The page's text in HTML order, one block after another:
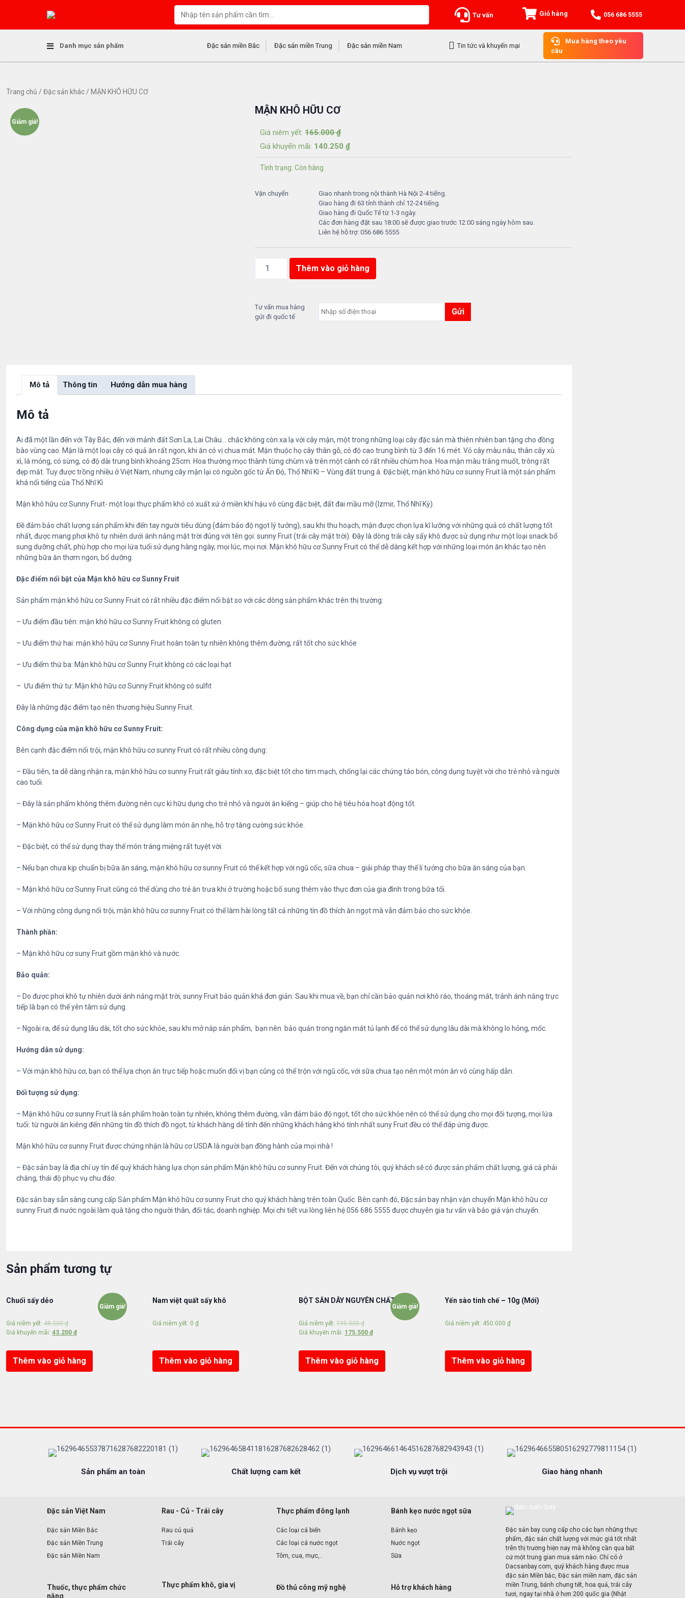
i
o
Tư vấn Giỏ hàng 056 686 5555
Danh mục sản phẩm Đặc sản miền Bắc Đặc sản miền Trung Đặc sản miền Nam Tin tức và khuyến mại
Mua hàng theo yêu
cầu
Trang chủ / Đặc sản khác / MẬN KHÔ HỮU CƠ
Giảm giá!
MẬN KHÔ HỮU CƠ
Giá niêm yết:165.000₫
Giá khuyến mãi: 140.250₫
Tình trạng: Còn hàng
Vận chuyển
Giao nhanh trong nội thành Hà Nội 2-4 tiếng.
Giao hàng đi 63 tỉnh thành chỉ 12-24 tiếng.
Giao hàng đi Quốc Tế từ 1-3 ngày.
Các đơn hàng đặt sau 18:00 sẽ được giao trước 12:00 sáng ngày hôm sau.
Liên hệ hỗ trợ: 056 686 5555
H
Ô
ố
n
g
Thêm vào giỏ hàng
Tư vấn mua hàng
gửi đi quốc tế
Mô tả Thông tin Hướng dẫn mua hàng
Mô tả
Ai đã một lần đến với Tây Bắc, đến với mảnh đất Sơn La, Lai Châu… chắc không còn xa lạ với cây mận, một trong những loại cây đặc sản mà thiên nhiên ban tặng cho đồng
bào vùng cao. Mận là một loại cây có quả ăn rất ngon, khi ăn có vị chua mát. Mận thuộc họ cây thân gỗ, có độ cao trung bình từ 3 đến 16 mét. Vỏ cây màu nâu, thân cây xù
xì, lá mỏng, có sừng, có độ dài trung bình khoảng 25cm. Hoa thường mọc thành từng chùm và trên một cành có rất nhiều chùm hoa. Hoa mận màu trắng muốt, trông rất
đẹp mắt. Tuy được trồng nhiều ở Việt Nam, nhưng cây mận lại có nguồn gốc từ Ấn Độ, Thổ Nhĩ Kì – Vùng đất trung á. Đặc biệt, mận khô hữu cơ sunny Fruit là một sản phẩm
khá nổi tiếng của Thổ Nhĩ Kì
Mận khô hữu cơ Sunny Fruit- một loại thực phẩm khô có xuất xứ ở miền khí hậu vô cùng đặc biệt, đất đai mầu mỡ (Izmir, Thổ Nhĩ Kỳ).
Đề đảm bảo chất lượng sản phẩm khi đến tay người tiêu dùng (đảm bảo độ ngọt lý tưởng), sau khi thu hoạch, mận được chọn lựa kĩ lưỡng với những quả có chất lượng tốt
nhất, được mang phơi khô tự nhiên dưới ánh nắng mặt trời đúng với tên gọi: sunny Fruit (trái cây mặt trời). Đây là dòng trái cây sấy khô được sử dụng như một loại snack bổ
sung dưỡng chất, phù hợp cho mọi lứa tuổi sử dụng hàng ngày, mọi lúc, mọi nơi. Mận khô hữu cơ Sunny Fruit có thể dễ dàng kết hợp với những loại món ăn khác tạo nên
những bữa ăn thơm ngon, bổ dưỡng.
Đặc điểm nổi bật của Mận khô hữu cơ Sunny Fruit
Sản phẩm mận khô hữu cơ Sunny Fruit có rất nhiều đặc điểm nổi bật so với các dòng sản phẩm khác trên thị trường:
– Ưu điểm đầu tiên: mận khô hữu cơ Sunny Fruit không có gluten
– Ưu điểm thứ hai: mận khô hữu cơ Sunny Fruit hoàn toàn tự nhiên không thêm đường, rất tốt cho sức khỏe
– Ưu điểm thứ ba: Mận khô hữu cơ Sunny Fruit không có các loại hạt
– Ưu điểm thứ tư: Mận khô hữu cơ Sunny Fruit không có sulfit
Đây là những đặc điểm tạo nên thương hiệu Sunny Fruit.
Công dụng của mận khô hữu cơ Sunny Fruit:
Bên cạnh đặc điểm nổi trội, mận khô hữu cơ sunny Fruit có rất nhiều công dụng:
– Đầu tiên, ta dễ dàng nhận ra, mận khô hữu cơ sunny Fruit rất giàu tính xơ, đặc biệt tốt cho tim mạch, chống lại các chứng táo bón, công dụng tuyệt vời cho trẻ nhỏ và người
cao tuổi.
– Đây là sản phẩm không thêm đường nên cực kì hữu dụng cho trẻ nhỏ và người ăn kiếng – giúp cho hệ tiêu hóa hoạt động tốt.
– Mận khô hữu cơ Sunny Fruit có thể sử dụng làm món ăn nhẹ, hỗ trợ tăng cường sức khỏe.
– Đặc biệt, có thể sử dụng thay thế món tráng miệng rất tuyệt vời.
– Nếu bạn chưa kịp chuẩn bị bữa ăn sáng, mận khô hữu cơ sunny Fruit có thể kết hợp với ngũ cốc, sữa chua – giải pháp thay thế lí tưởng cho bữa ăn sáng của bạn.
– Mận khô hữu cơ Sunny Fruit cũng có thể dùng cho trẻ ăn trưa khi ở trường hoặc bổ sung thêm vào thực đơn của gia đình trong bữa tối.
– Với những công dụng nổi trội, mận khô hữu cơ sunny Fruit có thể làm hài lòng tất cả những tín đồ thích ăn ngọt mà vẫn đảm bảo cho sức khỏe.
Thành phần:
– Mận khô hữu cơ suny Fruit gồm mận khô và nước.
Bảo quản:
– Do được phơi khô tự nhiên dưới ánh nắng mặt trời, sunny Fruit bảo quản khá đơn giản. Sau khi mua về, bạn chỉ cần bảo quản nơi khô ráo, thoáng mát, tránh ánh nắng trực
tiếp là bạn có thể yên tâm sử dụng.
– Ngoài ra, để sử dụng lâu dài, tốt cho sức khỏe, sau khi mở nắp sản phẩm, bạn nên bảo quản trong ngăn mát tủ lạnh để có thể sử dụng lâu dài mà không lo hỏng, mốc.
Hướng dẫn sử dụng:
– Với mận khô hữu cơ, bạn có thể lựa chọn ăn trực tiếp hoặc muốn đổi vị bạn cũng có thể trộn với ngũ cốc, với sữa chua tạo nên một món ăn vô cùng hấp dẫn.
Đối tượng sử dụng:
– Mận khô hữu cơ sunny Fruit là sản phẩm hoàn toàn tự nhiên, không thêm đường, vẫn đảm bảo độ ngọt, tốt cho sức khỏe nên có thể sử dụng cho mọi đối tượng, mọi lứa
tuổi: từ người ăn kiêng đến những tín đồ thích đồ ngọt; từ khách hàng dễ tính đến những khách hàng khó tính nhất suny Fruit đều có thể đáp ứng được.
Mận khô hữu cơ sunny Fruit được chứng nhận là hữu cơ USDA là người bạn đồng hành của mọi nhà !
– Đặc sản bay là địa chỉ uy tín để quý khách hàng lựa chọn sản phẩm Mận khô hữu cơ sunny Fruit. Đến với chúng tôi, quý khách sẽ có được sản phẩm chất lượng, giá cả phải
chăng, thái độ phục vụ chu đáo.
Đặc sản bay sẵn sàng cung cấp Sản phẩm Mận khô hữu cơ sunny Fruit cho quý khách hàng trên toàn Quốc. Bên cạnh đó, Đặc sản bay nhận vận chuyển Mận khô hữu cơ
sunny Fruit đi nước ngoài làm quà tặng cho người thân, đối tác, doanh nghiệp. Mọi chi tiết vui lòng liên hệ 056 686 5555 được chuyên gia tư vấn và báo giá vận chuyển.
Sản phẩm tương tự
Giảm giá!
Chuối sấy dẻo
Giá niêm yết: 48.000₫
Giá khuyến mãi: 43.200 ₫
Thêm vào giỏ hàng
Nam việt quất sấy khô
Giá niêm yết: 0 ₫
Thêm vào giỏ hàng
Giảm giá!
BỘT SẮN DÂY NGUYÊN CHẤT
Giá niêm yết: 195.000₫
Giá khuyến mãi: 175.500 ₫
Thêm vào giỏ hàng
Yến sào tinh chế – 10g (Mới)
Giá niêm yết: 450.000 ₫
Thêm vào giỏ hàng
Sản phẩm an toàn Chất lượng cam kết Dịch vụ vượt trội Giao hàng nhanh
Đặc sản Việt Nam
Đặc sản Miền Bắc
Đặc sản Miền Trung
Đặc sản Miền Nam
Thuốc, thực phẩm chức
năng
Rau - Củ - Trái cây
Rau củ quả
Trái cây
Thực phẩm khô, gia vị
Thực phẩm đông lạnh
Các loại cá biển
Các loại cá nước ngọt
Tôm, cua, mực,..
Đồ thủ công mỹ nghệ
Bánh kẹo nước ngọt sữa
Bánh kẹo
Nước ngọt
Sữa
Hỗ trợ khách hàng
Đặc sản bay cung cấp cho các bạn những thực
phẩm, đặc sản chất lượng với mức giá tốt nhất
trên thị trường hiện nay mà không cần qua bất
cứ một trung gian mua sắm nào. Chỉ có ở
Dacsanbay.com, quý khách hàng được mua
đặc sản Miền bắc, Đặc sản miền nam, đặc sản
miền Trung, bánh chưng tết, hoa quả, trái cây
tươi, ngay tại nhà ở hơn 200 quốc gia (Nhật